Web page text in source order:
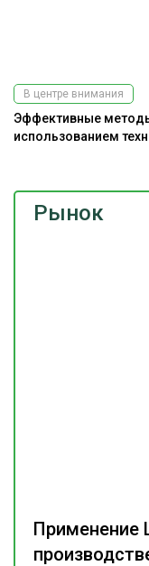
Рынок
Применение
В центре внимания
Эффективные
использованием